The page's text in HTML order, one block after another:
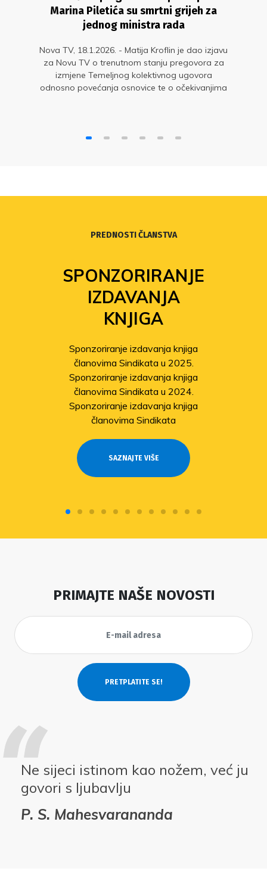
Marina Piletića su smrtni grijeh za
jednog ministra rada
Nova TV, 18.1.2026. - Matija Kroflin je dao izjavu
za Novu TV o trenutnom stanju pregovora za
izmjene Temeljnog kolektivnog ugovora
odnosno povećanja osnovice te o očekivanjima
PREDNOSTI ČLANSTVA
SPONZORIRANJE
IZDAVANJA
KNJIGA
Sponzoriranje izdavanja knjiga
članovima Sindikata u 2025.
Sponzoriranje izdavanja knjiga
članovima Sindikata u 2024.
Sponzoriranje izdavanja knjiga
članovima Sindikata
SAZNAJTE VIŠE
PRIMAJTE NAŠE NOVOSTI
Ne sijeci istinom kao nožem, već ju
govori s ljubavlju
P. S. Mahesvarananda